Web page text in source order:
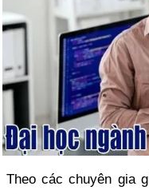
Theo các chuyên gia